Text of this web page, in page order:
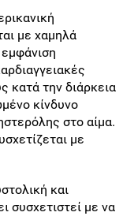
με χαμηλά
κατά την διάρκεια
κίνδυνο
στο αίμα.
με
και
συσχετιστεί με να